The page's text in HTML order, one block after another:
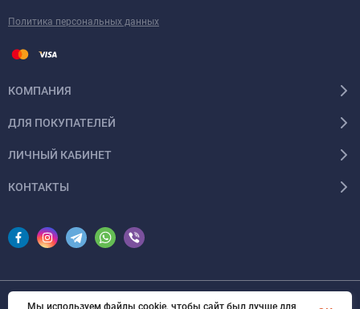
Политика персональных данных
КОМПАНИЯ
ДЛЯ ПОКУПАТЕЛЕЙ
ЛИЧНЫЙ КАБИНЕТ
КОНТАКТЫ
Мы используем файлы cookie, чтобы сайт был лучше для